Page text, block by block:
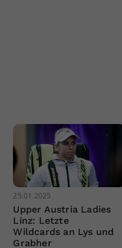
25.01.2025
Upper Austria Ladies
Linz: Letzte
Wildcards an Lys und
Grabher